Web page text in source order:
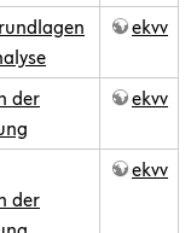
ekvv
der
ekvv
der
ekvv